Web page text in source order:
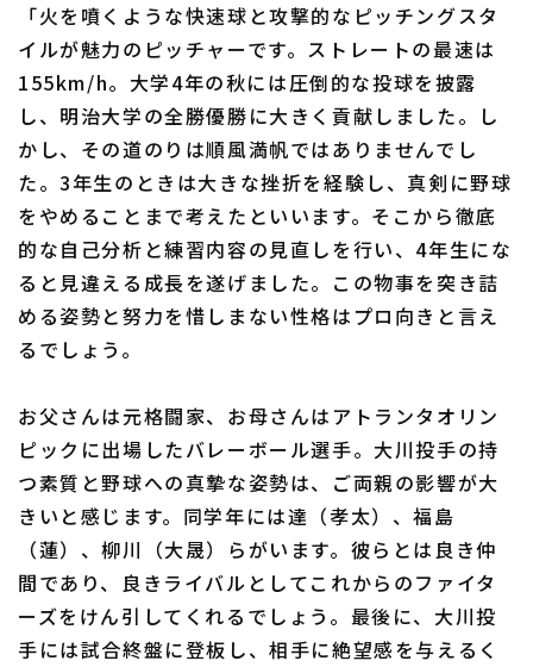
「火を噴くような快速球と攻撃的なピッチングスタ
イルが魅力のピッチャーです。ストレートの最速は
155km/h。大学4年の秋には圧倒的な投球を披露
し、明治大学の全勝優勝に大きく貢献しました。し
かし、その道のりは順風満帆ではありませんでし
た。3年生のときは大きな挫折を経験し、真剣に野球
をやめることまで考えたといいます。そこから徹底
的な自己分析と練習内容の見直しを行い、4年生にな
ると見違える成長を遂げました。この物事を突き詰
める姿勢と努力を惜しまない性格はプロ向きと言え
るでしょう。
お父さんは元格闘家、お母さんはアトランタオリン
ピックに出場したバレーボール選手。大川投手の持
つ素質と野球への真摯な姿勢は、ご両親の影響が大
きいと感じます。同学年には達（孝太）、福島
（蓮）、柳川（大晟）らがいます。彼らとは良き仲
間であり、良きライバルとしてこれからのファイタ
ーズをけん引してくれるでしょう。最後に、大川投
手には試合終盤に登板し、相手に絶望感を与えるく